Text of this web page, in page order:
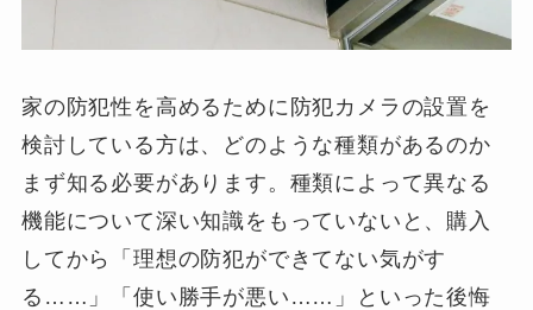
家の防犯性を高めるために防犯カメラの設置を
検討している方は、どのような種類があるのか
まず知る必要があります。種類によって異なる
機能について深い知識をもっていないと、購入
してから「理想の防犯ができてない気がす
る……」「使い勝手が悪い……」といった後悔